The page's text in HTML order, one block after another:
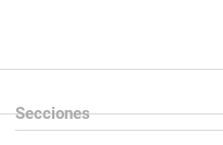
Secciones